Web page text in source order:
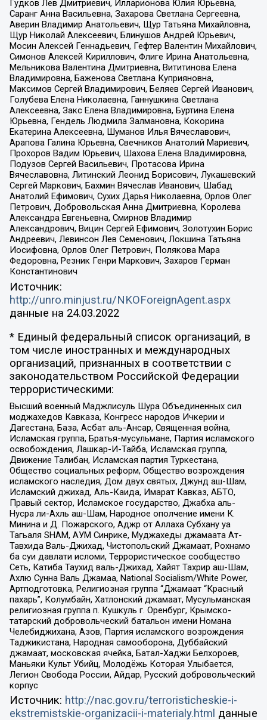
Гудков Лев Дмитриевич, Илларионова Юлия Юрьевна,
Саранг Анна Васильевна, Захарова Светлана Сергеевна,
Аверин Владимир Анатольевич, Щур Татьяна Михайловна,
Щур Николай Алексеевич, Блинушов Андрей Юрьевич,
Мосин Алексей Геннадьевич, Гефтер Валентин Михайлович,
Симонов Алексей Кириллович, Флиге Ирина Анатольевна,
Мельникова Валентина Дмитриевна, Вититинова Елена
Владимировна, Баженова Светлана Куприяновна,
Максимов Сергей Владимирович, Беляев Сергей Иванович,
Голубева Елена Николаевна, Ганнушкина Светлана
Алексеевна, Закс Елена Владимировна, Буртина Елена
Юрьевна, Гендель Людмила Залмановна, Кокорина
Екатерина Алексеевна, Шуманов Илья Вячеславович,
Арапова Галина Юрьевна, Свечников Анатолий Мариевич,
Прохоров Вадим Юрьевич, Шахова Елена Владимировна,
Подузов Сергей Васильевич, Протасова Ирина
Вячеславовна, Литинский Леонид Борисович, Лукашевский
Сергей Маркович, Бахмин Вячеслав Иванович, Шабад
Анатолий Ефимович, Сухих Дарья Николаевна, Орлов Олег
Петрович, Добровольская Анна Дмитриевна, Королева
Александра Евгеньевна, Смирнов Владимир
Александрович, Вицин Сергей Ефимович, Золотухин Борис
Андреевич, Левинсон Лев Семенович, Локшина Татьяна
Иосифовна, Орлов Олег Петрович, Полякова Мара
Федоровна, Резник Генри Маркович, Захаров Герман
Константинович
Источник:
http://unro.minjust.ru/NKOForeignAgent.aspx
данные на 24.03.2022
* Единый федеральный список организаций, в
том числе иностранных и международных
организаций, признанных в соответствии с
законодательством Российской Федерации
террористическими:
Высший военный Маджлисуль Шура Объединенных сил
моджахедов Кавказа, Конгресс народов Ичкерии и
Дагестана, База, Асбат аль-Ансар, Священная война,
Исламская группа, Братья-мусульмане, Партия исламского
освобождения, Лашкар-И-Тайба, Исламская группа,
Движение Талибан, Исламская партия Туркестана,
Общество социальных реформ, Общество возрождения
исламского наследия, Дом двух святых, Джунд аш-Шам,
Исламский джихад, Аль-Каида, Имарат Кавказ, АБТО,
Правый сектор, Исламское государство, Джабха аль-
Нусра ли-Ахль аш-Шам, Народное ополчение имени К.
Минина и Д. Пожарского, Аджр от Аллаха Субхану уа
Тагьаля SHAM, АУМ Синрике, Муджахеды джамаата Ат-
Тавхида Валь-Джихад, Чистопольский Джамаат, Рохнамо
ба суи давлати исломи, Террористическое сообщество
Сеть, Катиба Таухид валь-Джихад, Хайят Тахрир аш-Шам,
Ахлю Сунна Валь Джамаа, National Socialism/White Power,
Артподготовка, Религиозная группа “Джамаат “Красный
пахарь”, Колумбайн, Хатлонский джамаат, Мусульманская
религиозная группа п. Кушкуль г. Оренбург, Крымско-
татарский добровольческий батальон имени Номана
Челебиджихана, Азов, Партия исламского возрождения
Таджикистана, Народная самооборона, Дуббайский
джамаат, московская ячейка, Батал-Хаджи Белхороев,
Маньяки Культ Убийц, Молодёжь Которая Улыбается,
Легион Свобода России, Айдар, Русский добровольческий
корпус
Источник: http://nac.gov.ru/terroristicheskie-i-
ekstremistskie-organizacii-i-materialy.html данные